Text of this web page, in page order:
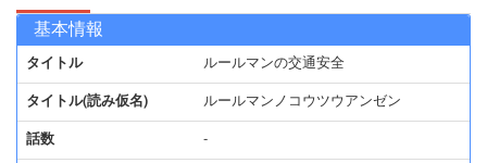
基本情報
タイトル ルールマンの交通安全
タイトル(読み仮名) ルールマンノコウツウアンゼン
話数 -